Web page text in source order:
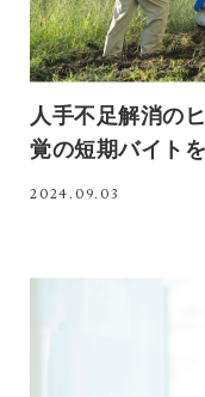
人手不足解消の
覚の短期バイトを
2024.09.03